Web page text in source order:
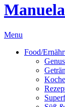
Menu
Food/